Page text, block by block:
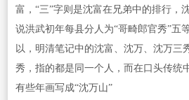
富，“三”字则是沈富在兄弟中的排行，
说洪武初年每县分人为“哥畸郎官秀”五
以，明清笔记中的沈富、沈万、沈万三
秀，指的都是同一个人，而在口头传统
有些年画写成“沈万山”